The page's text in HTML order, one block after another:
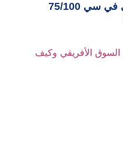
مقارنة بين أفضل أنواع بي في سي 75/100